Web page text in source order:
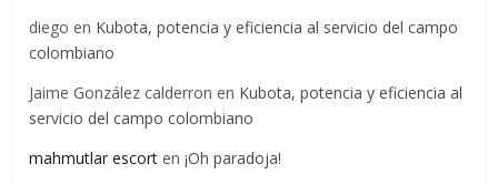
diego en Kubota, potencia y eficiencia al servicio del campo
colombiano
Jaime González calderron en Kubota, potencia y eficiencia al
servicio del campo colombiano
mahmutlar escort en ¡Oh paradoja!